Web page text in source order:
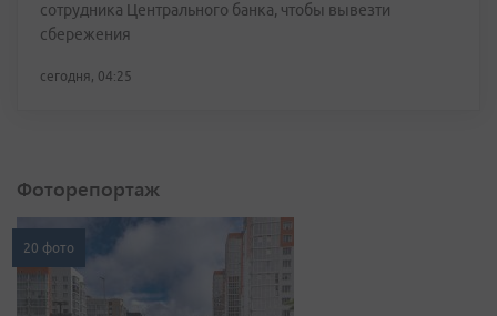
сотрудника Центрального банка, чтобы вывезти
сбережения
сегодня, 04:25
Фоторепортаж
20 фото